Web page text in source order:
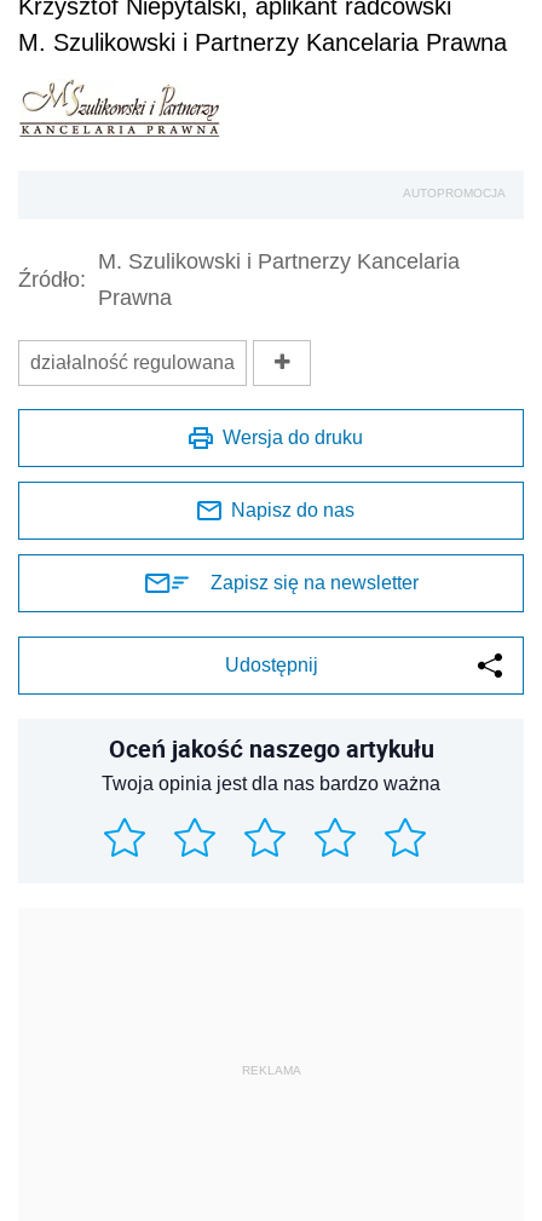
Krzysztof Niepytalski, aplikant radcowski
M. Szulikowski i Partnerzy Kancelaria Prawna
AUTOPROMOCJA
Źródło:
M. Szulikowski i Partnerzy Kancelaria
Prawna
działalność regulowana
Wersja do druku
Napisz do nas
Zapisz się na newsletter
Udostępnij
Oceń jakość naszego artykułu
Twoja opinia jest dla nas bardzo ważna
REKLAMA